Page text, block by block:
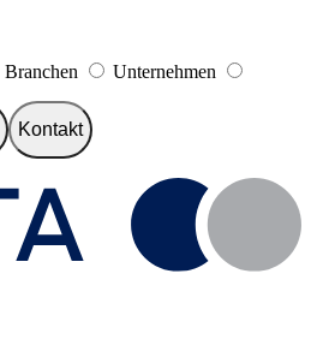
Branchen Unternehmen
Kontakt